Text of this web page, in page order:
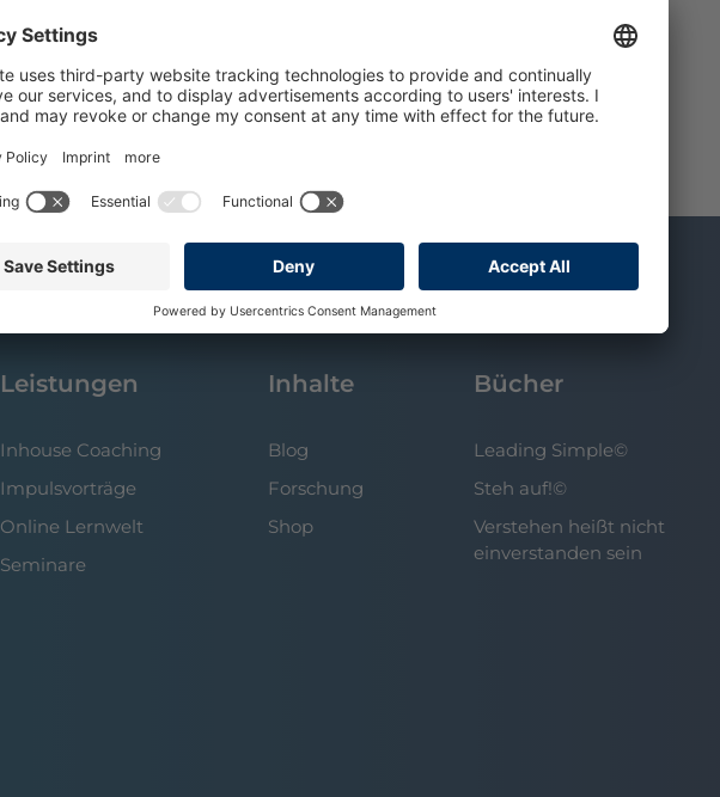
Leistungen
Inhouse Coaching
Impulsvorträge
Online Lernwelt
Seminare
Inhalte
Blog
Forschung
Shop
Bücher
Leading Simple©
Steh auf!©
Verstehen heißt nicht
einverstanden sein